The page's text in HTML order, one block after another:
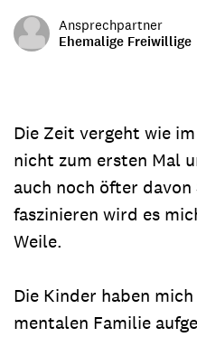
Ansprechpartner
Ehemalige Freiwillige
Die Zeit vergeht wie
nicht zum ersten Mal
auch noch öfter
faszinieren wird es
Weile.
Die Kinder haben
mentalen Familie